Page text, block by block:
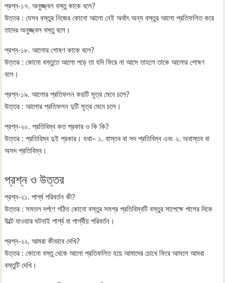
প্রশ্ন-১৭. অনুজ্জ্বল বস্তু কাকে বলে?
উত্তর : যেসব বস্তুর নিজের কোনো আলো নেই অর্থাৎ অন্য বস্তুর আলো প্রতিফলিত করে
তাদের অনুজ্জ্বল বস্তু বলে।
প্রশ্ন-১৮. আলোর শোষণ কাকে বলে?
উত্তর : কোনো বস্তুতে আলো পড়ে তা যদি ফিরে না আসে তাহলে তাকে আলোর শোষণ
বলে।
প্রশ্ন-১৯. আলোর প্রতিফলন কয়টি সূত্র মেনে চলে?
উত্তর : আলোর প্রতিফলন দুটি সূত্র মেনে চলে।
প্রশ্ন-২০. প্রতিবিম্ব কত প্রকার ও কি কি?
উত্তর : প্রতিবিম্ব দুই প্রকার। যথা– ১. বাস্তব বা সদ প্রতিবিম্ব এবং ২. অবাস্তব বা
অসদ প্রতিবিম্ব।
প্রশ্ন ও উত্তর
প্রশ্ন-২১. পার্শ্ব পরিবর্তন কী?
উত্তর : সমতল দর্পণে গঠিত কোনো বস্তুর সমগ্র প্রতিবিম্বটি বস্তুর সাপেক্ষে পাশের দিকে
উল্টে যাওয়ার ঘটনাই পার্শ্ব বা পার্শ্বীয় পরিবর্তন।
প্রশ্ন-২২. আমরা কীভাবে দেখি?
উত্তর : কোনো বস্তু থেকে আলো প্রতিফলিত হয়ে আমাদের চোখে ফিরে আসলে আমরা
বস্তুটি দেখি।